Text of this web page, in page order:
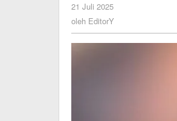
21 Juli 2025
oleh EditorY